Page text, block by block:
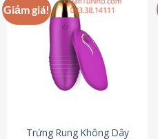
Giảm giá!
Trứng Rung Không Dây